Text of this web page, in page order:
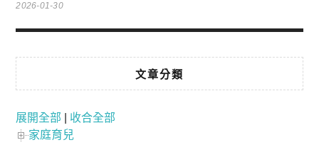
2026-01-30
文章分類
展開全部
收合全部
家庭育兒